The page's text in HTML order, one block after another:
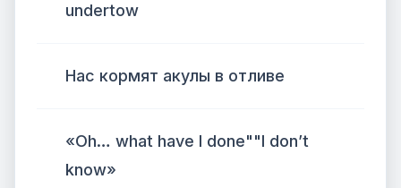
undertow
Нас кормят акулы в отливе
«Oh… what have I done""I don’t
know»